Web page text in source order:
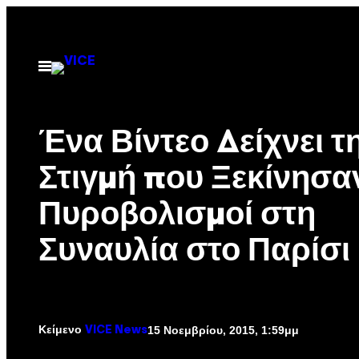
περιεχόμενο
Ανοίξτε
το
Ένα Βίντεο Δείχνει
Στιγμή που
Πυροβολισμοί στη
Συναυλία στο Παρίσι
Κείμενο VICE News15 Νοεμβρίου, 2015, 1:59μμ